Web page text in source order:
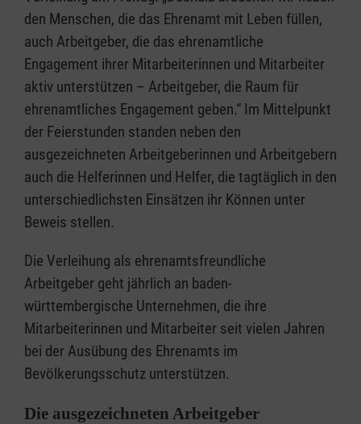
den Menschen, die das Ehrenamt mit Leben füllen,
auch Arbeitgeber, die das ehrenamtliche
Engagement ihrer Mitarbeiterinnen und Mitarbeiter
aktiv unterstützen – Arbeitgeber, die Raum für
ehrenamtliches Engagement geben.“ Im Mittelpunkt
der Feierstunden standen neben den
ausgezeichneten Arbeitgeberinnen und Arbeitgebern
auch die Helferinnen und Helfer, die tagtäglich in den
unterschiedlichsten Einsätzen ihr Können unter
Beweis stellen.
Die Verleihung als ehrenamtsfreundliche
Arbeitgeber geht jährlich an baden-
württembergische Unternehmen, die ihre
Mitarbeiterinnen und Mitarbeiter seit vielen Jahren
bei der Ausübung des Ehrenamts im
Bevölkerungsschutz unterstützen.
Die ausgezeichneten Arbeitgeber